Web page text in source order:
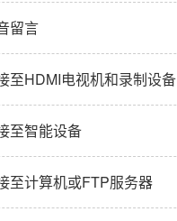
留言
至HDMI电视机和录制设备
至智能设备
至计算机或FTP服务器